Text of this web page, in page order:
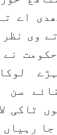
اے
وی
سن
ٹاکی
جا